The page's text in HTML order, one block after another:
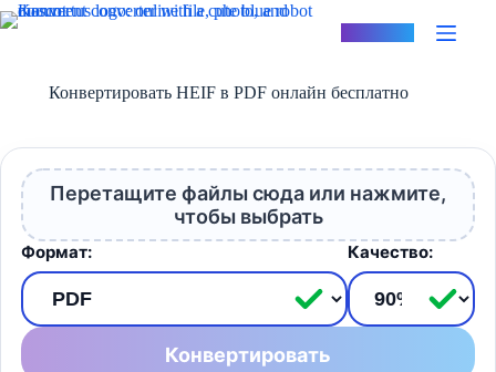
Перейти
к
Конвертировать HEIF в PDF онлайн бесплатно
Перетащите файлы сюда или нажмите,
чтобы выбрать
Формат: Качество:
Конвертировать